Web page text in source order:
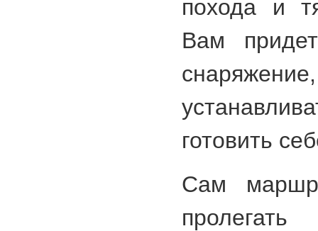
похода и
Вам
готовить
Сам